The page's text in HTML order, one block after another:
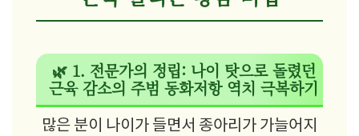
🌿 1. 전문가의 정립: 나이 탓으로 돌렸던
근육 감소의 주범 동화저항 역치 극복하기
많은 분이 나이가 들면서 종아리가 가늘어지